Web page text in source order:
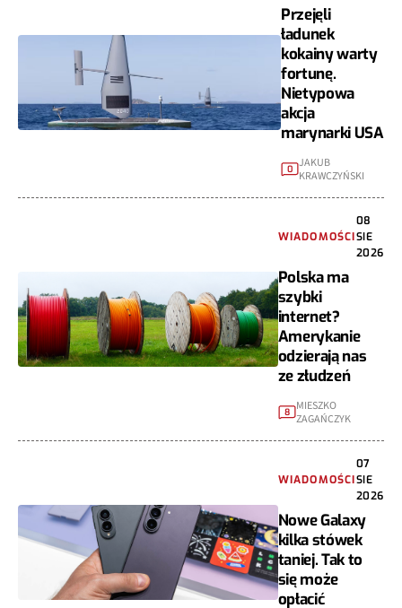
Przejęli
ładunek
kokainy warty
fortunę.
Nietypowa
akcja
marynarki USA
0
JAKUB
KRAWCZYŃSKI
WIADOMOŚCI
08
SIE
2026
Polska ma
szybki
internet?
Amerykanie
odzierają nas
ze złudzeń
8 MIESZKO
ZAGAŃCZYK
WIADOMOŚCI
07
SIE
2026
Nowe Galaxy
kilka stówek
taniej. Tak to
się może
opłacić